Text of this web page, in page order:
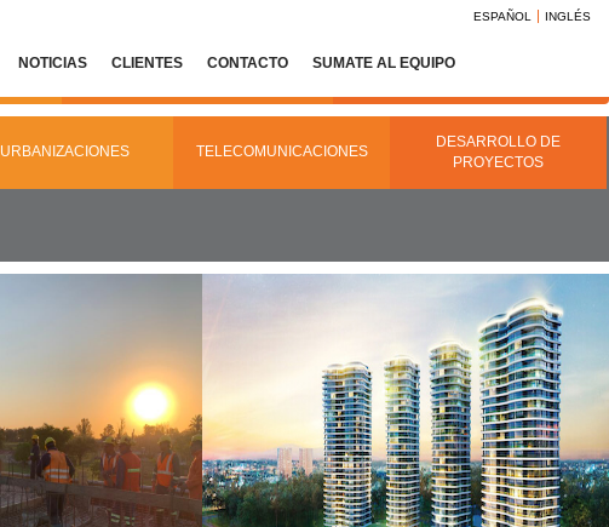
ESPAÑOL INGLÉS
NOTICIAS CLIENTES CONTACTO SUMATE AL EQUIPO
URBANIZACIONES TELECOMUNICACIONES
DESARROLLO DE
PROYECTOS